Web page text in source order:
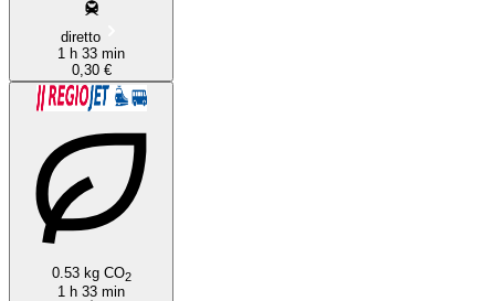
diretto
1 h 33 min
0,30 €
0.53 kg CO2
1 h 33 min